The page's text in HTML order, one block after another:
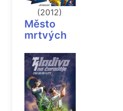
(2012)
Město
mrtvých